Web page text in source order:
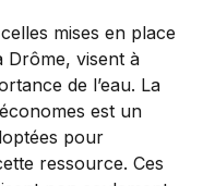
mises en place
Drôme, visent à
de l’eau. La
est un
pour
ressource. Ces